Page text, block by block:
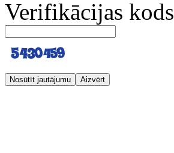
Verifikācijas kods
Nosūtīt jautājumu Aizvērt